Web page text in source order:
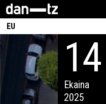
EU
14
Ekaina
2025